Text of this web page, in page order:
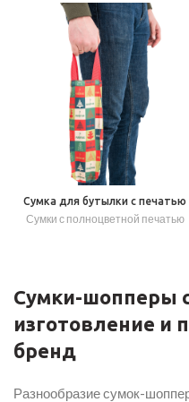
Сумка для бутылки с печатью
Сумки с полноцветной печатью
Сумки-шопперы
изготовление и
бренд
Разнообразие сумок-